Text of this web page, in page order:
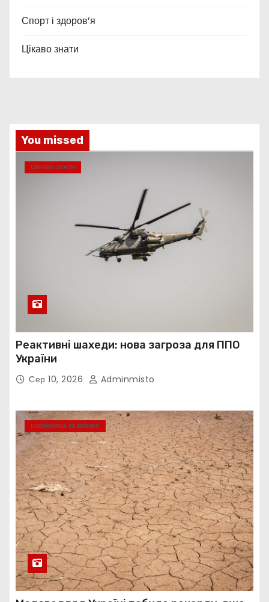
Спорт і здоров’я
Цікаво знати
You missed
ЦІКАВО ЗНАТИ
Реактивні шахеди: нова загроза для ППО
України
Сер 10, 2026 Adminmisto
ЕКОНОМІКА ТА БІЗНЕС